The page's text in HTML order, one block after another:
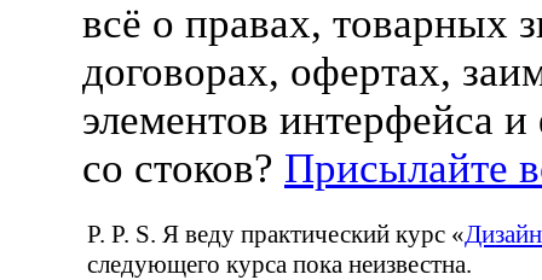
всё о правах, товарных
договорах, офертах,
элементов интерфейса
со стоков? Присылайте
P. P. S. Я веду практический курс «
следующего курса пока неизвестна.